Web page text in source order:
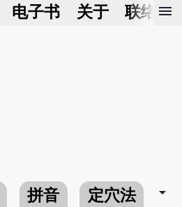
电子书 关于 联络我
menu
拼音 定穴法 arrow_drop_down